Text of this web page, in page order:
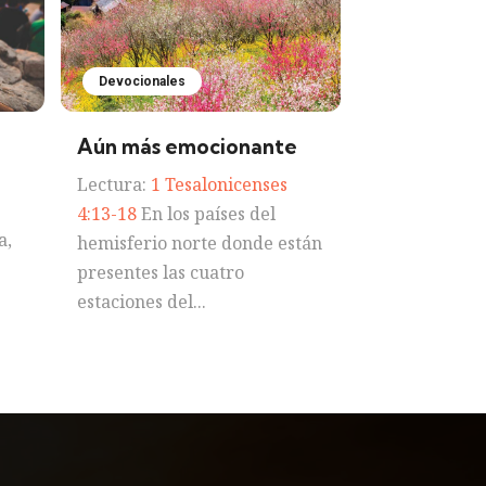
Devocionales
Aún más emocionante
Lectura: 1 Tesalonicenses
4:13-18En los países del
hemisferio norte donde están
presentes las cuatro
estaciones del...